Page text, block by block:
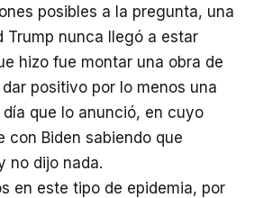
posibles a la pregunta, una
Trump nunca llegó a estar
hizo fue montar una obra de
positivo por lo menos una
que lo anunció, en cuyo
con Biden sabiendo que
no dijo nada.
en este tipo de epidemia, por